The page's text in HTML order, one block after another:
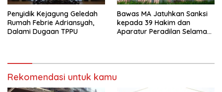
Penyidik Kejagung Geledah
Rumah Febrie Adriansyah,
Dalami Dugaan TPPU
Bawas MA Jatuhkan Sanksi
kepada 39 Hakim dan
Aparatur Peradilan Selama
Rekomendasi untuk kamu